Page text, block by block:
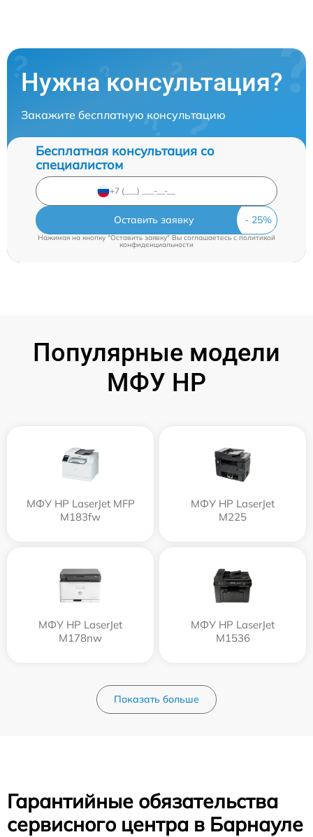
Нужна консультация?
Закажите бесплатную консультацию
Бесплатная консультация со
специалистом
Оставить заявку
Нажимая на кнопку "Оставить заявку" Вы соглашаетесь cполитикой
конфиденциальности
Популярные модели
МФУ HP
МФУ HP LaserJet MFP
M183fw
МФУ HP LaserJet
M225
МФУ HP LaserJet
M178nw
МФУ HP LaserJet
M1536
Показать больше
Гарантийные обязательства
сервисного центра в Барнауле